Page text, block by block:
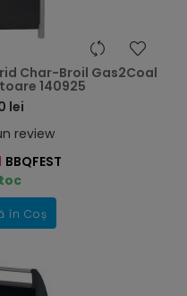
Char-Broil Gas2Coal
140925
lei
review
BBQFEST
în Coș